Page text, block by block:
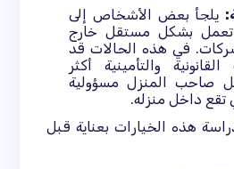
يلجأ بعض الأشخاص إلى
تعمل بشكل مستقل خارج
في هذه الحالات قد
والتأمينية أكثر
صاحب المنزل مسؤولية
داخل منزله.
هذه الخيارات بعناية قبل